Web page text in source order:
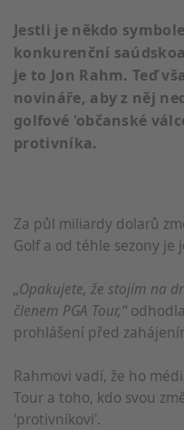
Jestli je někdo
konkurenční
je to Jon Rahm. Teď
novináře, aby z něj
golfové 'občanské
protivníka.
Za půl miliardy dolarů
Golf a od téhle sezony je
„Opakujete, že stojím na
členem PGA Tour,“
prohlášení před
Rahmovi vadí, že ho
Tour a toho, kdo svou
'protivníkovi'.